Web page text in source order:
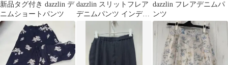
新品タグ付き dazzlin デ
ニムショートパンツ
dazzlin スリットフレア
デニムパンツ インディ
dazzlin フレアデニムパ
ンツ